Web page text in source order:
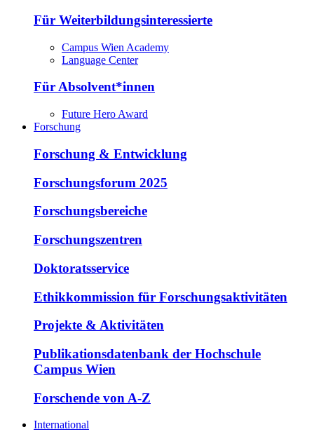
Für Weiterbildungsinteressierte
Campus Wien Academy
Language Center
Für Absolvent*innen
Future Hero Award
Forschung
Forschung & Entwicklung
Forschungsforum 2025
Forschungsbereiche
Forschungszentren
Doktoratsservice
Ethikkommission für Forschungsaktivitäten
Projekte & Aktivitäten
Publikationsdatenbank der Hochschule
Campus Wien
Forschende von A-Z
International